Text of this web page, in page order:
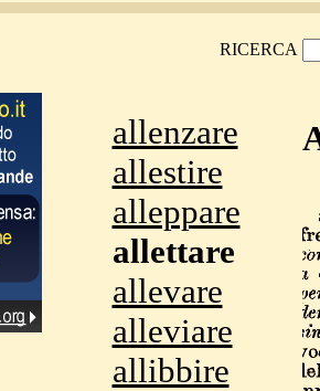
RICERCA
allenzare
allestire
alleppare
allettare
allevare
alleviare
allibbire